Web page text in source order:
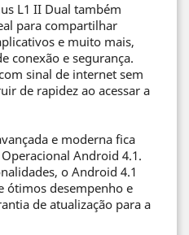
L1 II Dual também
para compartilhar
e muito mais,
conexão e segurança.
sinal de internet sem
de rapidez ao acessar a
e moderna fica
Android 4.1.
o Android 4.1
ótimos desempenho e
de atualização para a